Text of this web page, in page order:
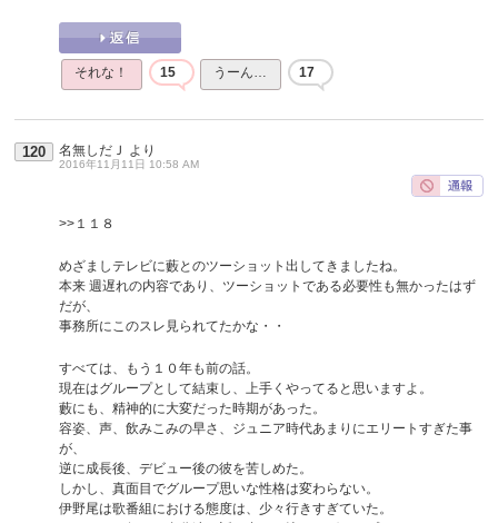
それな！ 15 うーん… 17
120 名無しだＪ より
2016年11月11日 10:58 AM
>>１１８
めざましテレビに藪とのツーショット出してきましたね。
本来 週遅れの内容であり、ツーショットである必要性も無かったはず
だが、
事務所にこのスレ見られてたかな・・
すべては、もう１０年も前の話。
現在はグループとして結束し、上手くやってると思いますよ。
藪にも、精神的に大変だった時期があった。
容姿、声、飲みこみの早さ、ジュニア時代あまりにエリートすぎた事
が、
逆に成長後、デビュー後の彼を苦しめた。
しかし、真面目でグループ思いな性格は変わらない。
伊野尾は歌番組における態度は、少々行きすぎていた。